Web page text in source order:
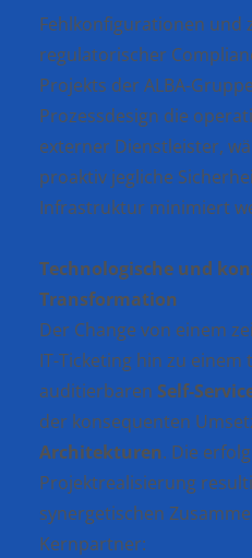
Fehlkonfigurationen und
regulatorischer
Projekts der ALBA-
Prozessdesign die
externer Dienstleister,
proaktiv jegliche
Infrastruktur minimiert
Technologische und
Transformation
Der Change von einem
IT-Ticketing hin zu
auditierbaren Self-
der konsequenten
Architekturen. Die
Projektrealisierung
synergetischen
Kernpartner: